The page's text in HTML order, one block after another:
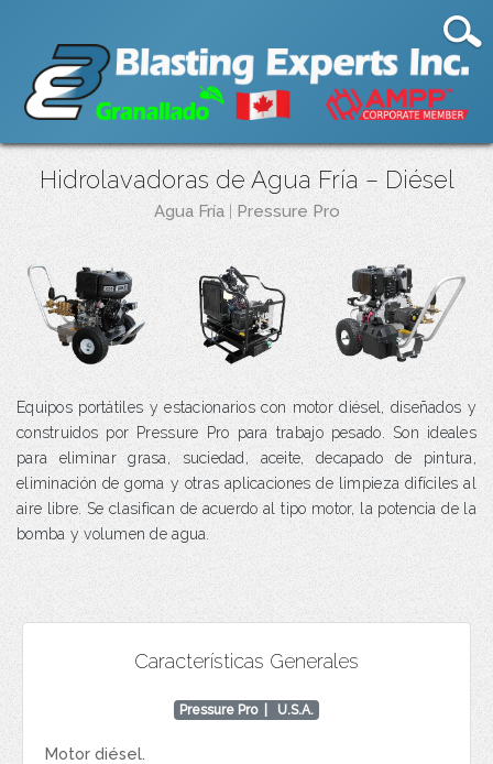
Hidrolavadoras de Agua Fría – Diésel
Agua Fría| Pressure Pro
Equipos portátiles y estacionarios con motor diésel, diseñados y
construidos por Pressure Pro para trabajo pesado. Son ideales
para eliminar grasa, suciedad, aceite, decapado de pintura,
eliminación de goma y otras aplicaciones de limpieza difíciles al
aire libre. Se clasifican de acuerdo al tipo motor, la potencia de la
bomba y volumen de agua.
Características Generales
Pressure Pro| U.S.A.
Motor diésel.